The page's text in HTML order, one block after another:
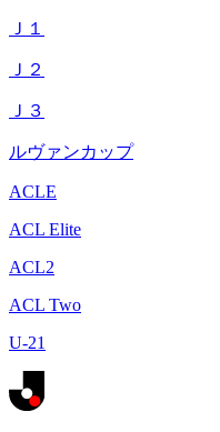
Ｊ１
Ｊ２
Ｊ３
ルヴァンカップ
ACLE
ACL Elite
ACL2
ACL Two
U-21